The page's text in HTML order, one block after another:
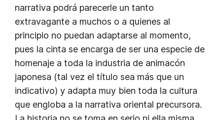
narrativa podrá parecerle un tanto
extravagante a muchos o a quienes al
principio no puedan adaptarse al momento,
pues la cinta se encarga de ser una especie de
homenaje a toda la industria de animacón
japonesa (tal vez el título sea más que un
indicativo) y adapta muy bien toda la cultura
que engloba a la narrativa oriental precursora.